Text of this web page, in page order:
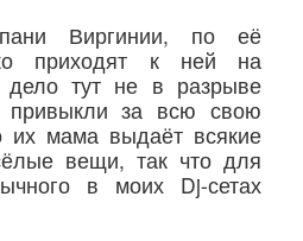
Виргинии, по её
приходят к ней на
дело тут не в разрыве
привыкли за всю свою
их мама выдаёт всякие
вещи, так что для
в моих Dj-сетах